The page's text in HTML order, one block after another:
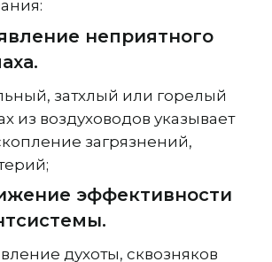
неприятного
затхлый или горелый
из воздуховодов указывает
загрязнений,
эффективности
духоты, сквозняков